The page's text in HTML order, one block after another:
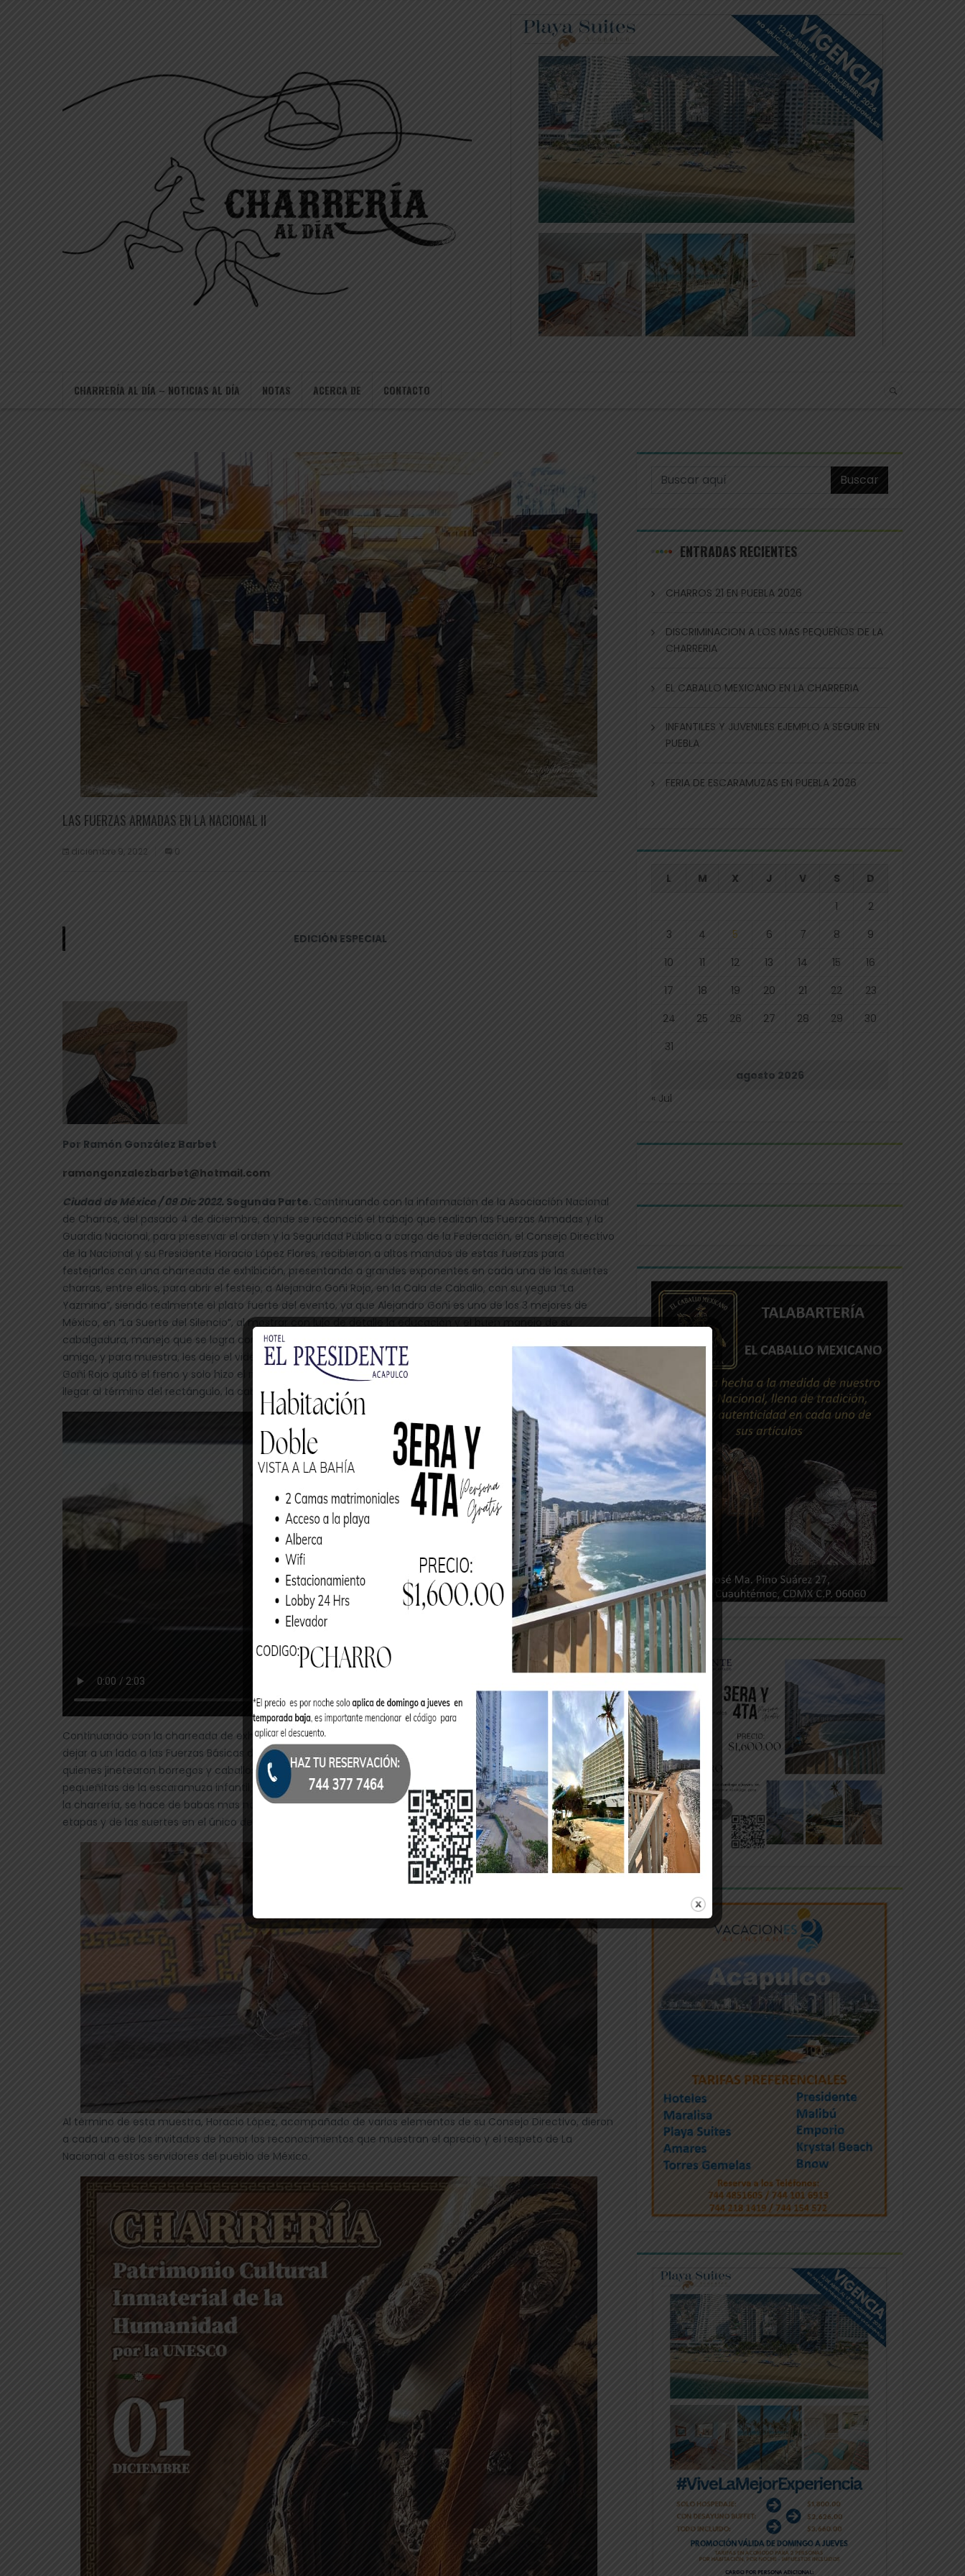
CHARRERÍA AL DÍA – NOTICIAS AL DÍA NOTAS ACERCA DE CONTACTO
LAS FUERZAS ARMADAS EN LA NACIONAL II
diciembre 9, 2022 0
EDICIÓN ESPECIAL
Por Ramón González Barbet
ramongonzalezbarbet@hotmail.com
Ciudad de México / 09 Dic 2022. Segunda Parte. Continuando con la información de la Asociación Nacional
de Charros, del pasado 4 de diciembre, donde se reconoció el trabajo que realizan las Fuerzas Armadas y la
Guardia Nacional, para preservar el orden y la Seguridad Pública a cargo de la Federación, el Consejo Directivo
de la Nacional y su Presidente Horacio López Flores, recibieron a altos mandos de estas fuerzas para
festejarlos con una charreada de exhibición, presentando a grandes exponentes en cada una de las suertes
charras, entre ellos, para abrir el festejo, a Alejandro Goñi Rojo, en la Cala de Caballo, con su yegua “La
Yazmina”, siendo realmente el plato fuerte del evento, ya que Alejandro Goñi es uno de los 3 mejores de
México, en “La Suerte del Silencio”, al mostrar con lujo de detalle la educación y el buen manejo de su
cabalgadura, manejo que se logra con muchas horas de trabajo, anteponiendo el cariño y respeto a su fiel
amigo, y para muestra, les dejo el video para que lo disfruten cada vez que lo vean, ya que en esta suerte,
Goñi Rojo quitó el freno y solo hizo el manejo con la rienda y las piernas, y en la punta correspondiente, al
llegar al término del rectángulo, la cabalgadura hace una reverencia mostrando su excelente educación.
Continuando con la charreada de exhibición, vinieron mas suertes como el jineteo de toro y de yeguas, sin
dejar a un lado a las Fuerzas Básicas de la Charrería en La Nacional, con pequeños charros de 5 a 8 años,
quienes jinetearon borregos y caballos ponys, incluso hicieron hasta el paso de la muerte, además de las
pequeñitas de la escaramuza infantil, situación por demás importante ya que este deporte, como se dice en
la charrería, se hace de babas mas no de barbas; estos jovencitos ya están activos en cada una de las
etapas y de las suertes en el único deporte que nació en México.
Al término de esta muestra, Horacio López, acompañado de varios elementos de su Consejo Directivo, dieron
a cada uno de los invitados de honor los reconocimientos que muestran el aprecio y el respeto de La
Nacional a estos servidores del pueblo de México.
Buscar
ENTRADAS RECIENTES
CHARROS 21 EN PUEBLA 2026
DISCRIMINACION A LOS MAS PEQUEÑOS DE LA
CHARRERIA
EL CABALLO MEXICANO EN LA CHARRERIA
INFANTILES Y JUVENILES EJEMPLO A SEGUIR EN
PUEBLA
FERIA DE ESCARAMUZAS EN PUEBLA 2026
agosto 2026
L M X J V S
D
1
2
3
4 5 6 7 8
9
10
11 12 13 14 15
16
17
18 19 20 21 22
23
24
25 26 27 28 29
30
31
« Jul